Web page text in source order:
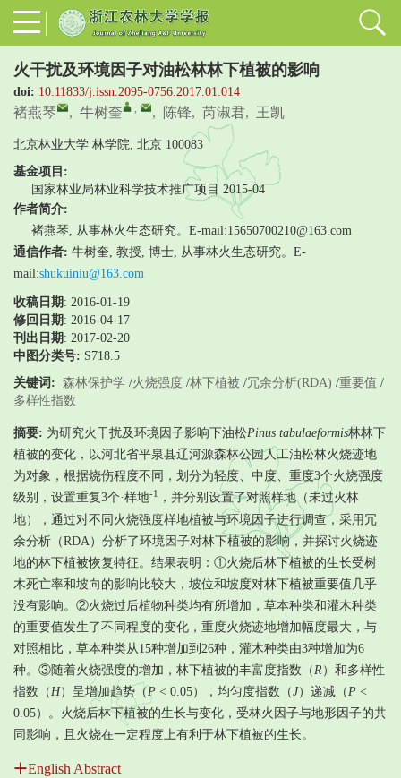
火干扰及环境因子对油松林林下植被的影响
doi: 10.11833/j.issn.2095-0756.2017.01.014
褚燕琴 , 牛树奎 , , 陈锋, 芮淑君, 王凯
北京林业大学 林学院, 北京 100083
基金项目:
国家林业局林业科学技术推广项目 2015-04
作者简介:
褚燕琴, 从事林火生态研究。E-mail:15650700210@163.com
通信作者: 牛树奎, 教授, 博士, 从事林火生态研究。E-
mail:shukuiniu@163.com
收稿日期 : 2016-01-19
修回日期 : 2016-04-17
刊出日期 : 2017-02-20
中图分类号: S718.5
关键词: 森林保护学 /火烧强度 /林下植被 /冗余分析(RDA) /重要值 /
多样性指数
摘要: 为研究火干扰及环境因子影响下油松Pinus tabulaeformis林林下
植被的变化，以河北省平泉县辽河源森林公园人工油松林火烧迹地
为对象，根据烧伤程度不同，划分为轻度、中度、重度3个火烧强度
级别，设置重复3个·样地-1
，并分别设置了对照样地（未过火林
地），通过对不同火烧强度样地植被与环境因子进行调查，采用冗
余分析（RDA）分析了环境因子对林下植被的影响，并探讨火烧迹
地的林下植被恢复特征。结果表明：①火烧后林下植被的生长受树
木死亡率和坡向的影响比较大，坡位和坡度对林下植被重要值几乎
没有影响。②火烧过后植物种类均有所增加，草本种类和灌木种类
的重要值发生了不同程度的变化，重度火烧迹地增加幅度最大，与
对照相比，草本种类从15种增加到26种，灌木种类由3种增加为6
种。③随着火烧强度的增加，林下植被的丰富度指数（ R ）和多样性
指数（ H）呈增加趋势（ P < 0.05），均匀度指数（J）递减（ P <
0.05）。火烧后林下植被的生长与变化，受林火因子与地形因子的共
同影响，且火烧在一定程度上有利于林下植被的生长。
English Abstract